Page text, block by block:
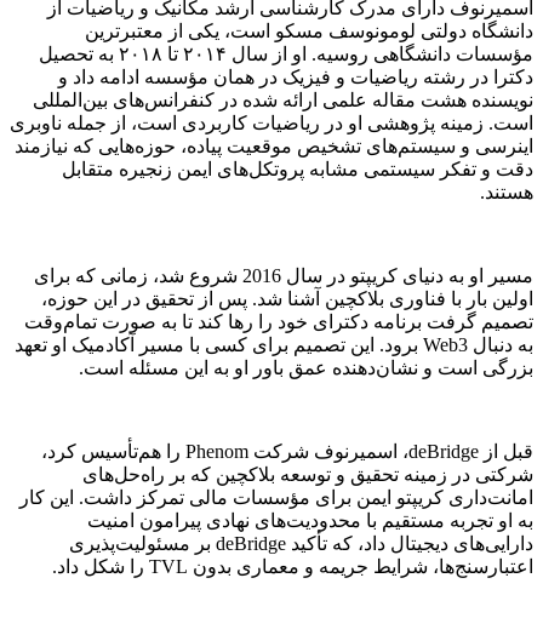
اسمیرنوف دارای مدرک کارشناسی ارشد مکانیک و ریاضیات از
دانشگاه دولتی لومونوسف مسکو است، یکی از معتبرترین
مؤسسات دانشگاهی روسیه. او از سال ۲۰۱۴ تا ۲۰۱۸ به تحصیل
دکترا در رشته ریاضیات و فیزیک در همان مؤسسه ادامه داد و
نویسنده هشت مقاله علمی ارائه شده در کنفرانس‌های بین‌المللی
است. زمینه پژوهشی او در ریاضیات کاربردی است، از جمله ناوبری
اینرسی و سیستم‌های تشخیص موقعیت پیاده، حوزه‌هایی که نیازمند
دقت و تفکر سیستمی مشابه پروتکل‌های ایمن زنجیره متقابل
هستند.
مسیر او به دنیای کریپتو در سال 2016 شروع شد، زمانی که برای
اولین بار با فناوری بلاکچین آشنا شد. پس از تحقیق در این حوزه،
تصمیم گرفت برنامه دکترای خود را رها کند تا به صورت تمام‌وقت
به دنبال Web3 برود. این تصمیم برای کسی با مسیر آکادمیک او تعهد
بزرگی است و نشان‌دهنده عمق باور او به این مسئله است.
قبل از deBridge، اسمیرنوف شرکت Phenom را هم‌تأسیس کرد،
شرکتی در زمینه تحقیق و توسعه بلاکچین که بر راه‌حل‌های
امانت‌داری کریپتو ایمن برای مؤسسات مالی تمرکز داشت. این کار
به او تجربه مستقیم با محدودیت‌های نهادی پیرامون امنیت
دارایی‌های دیجیتال داد، که تأکید deBridge بر مسئولیت‌پذیری
اعتبارسنج‌ها، شرایط جریمه و معماری بدون TVL را شکل داد.